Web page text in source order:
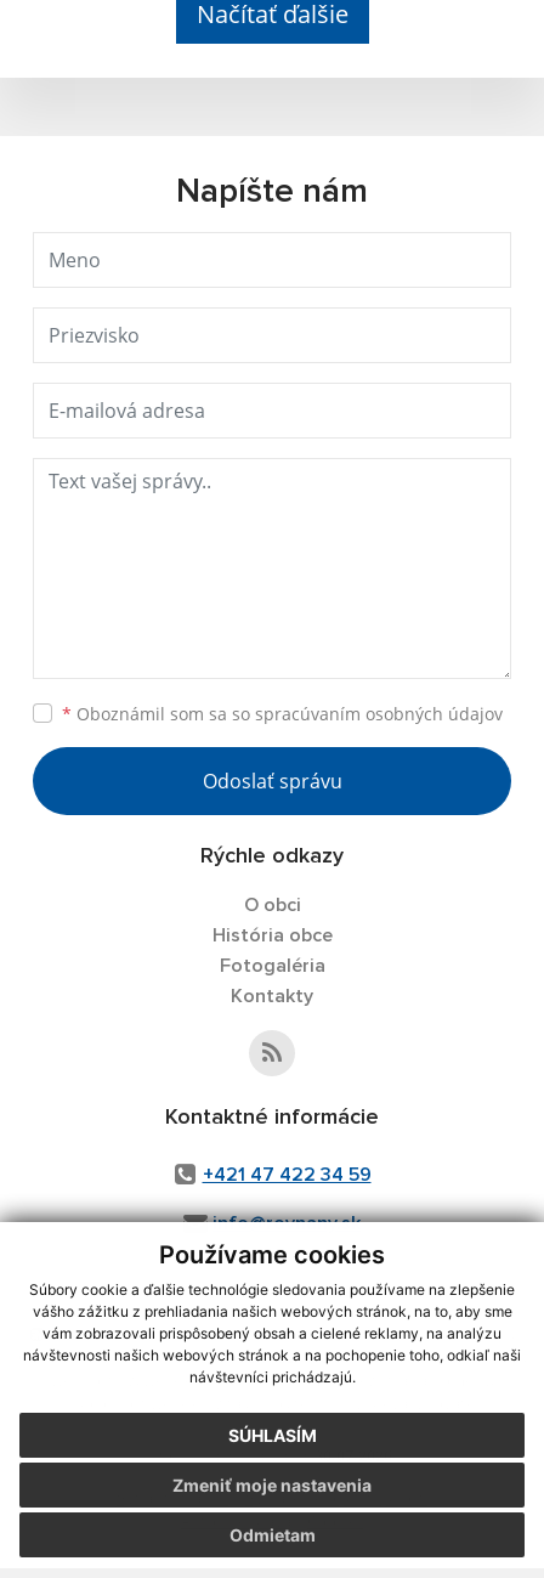
Používame cookies
Súbory cookie a ďalšie technológie sledovania používame na zlepšenie
vášho zážitku z prehliadania našich webových stránok, na to, aby sme
vám zobrazovali prispôsobený obsah a cielené reklamy, na analýzu
návštevnosti našich webových stránok a na pochopenie toho, odkiaľ naši
návštevníci prichádzajú.
SÚHLASÍM
Odmietam
Zmeniť moje nastavenia
Načítať ďalšie
Napíšte nám
* Oboznámil som sa so spracúvaním osobných údajov
Odoslať správu
Rýchle odkazy
O obci
História obce
Fotogaléria
Kontakty
Kontaktné informácie
+421 47 422 34 59
info@rovnany.sk
využite možnosť získavania aktuálnych informácií s využitím RSS
CMS systém (redakčný) systém ECHELON 2,Mapa stránok,web portál
webex.digital, s.r.o.,domény,registrácia domény
Posledná aktualizácia:30.07.2026
Vytlačiť stránku|Vyhlásenie o prístupnosti